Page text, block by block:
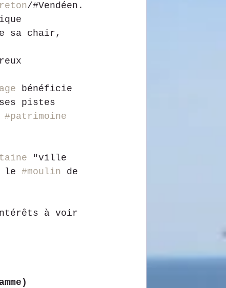
/#Vendéen.
sa chair,
bénéficie
pistes
#patrimoine
"ville
le #moulin de
à voir